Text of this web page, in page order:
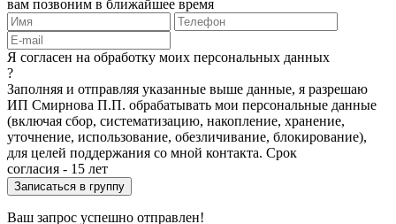
вам позвоним в ближайшее время
Я согласен на обработку моих персональных данных
?
Заполняя и отправляя указанные выше данные, я разрешаю
ИП Смирнова П.П. обрабатывать мои персональные данные
(включая сбор, систематизацию, накопление, хранение,
уточнение, использование, обезличивание, блокирование),
для целей поддержания со мной контакта. Срок
согласия - 15 лет
Ваш запрос успешно отправлен!